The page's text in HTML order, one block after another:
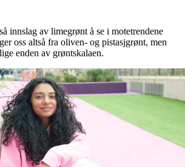
innslag av limegrønt å se i motetrendene
oss altså fra oliven- og pistasjgrønt, men
enden av grøntskalaen.